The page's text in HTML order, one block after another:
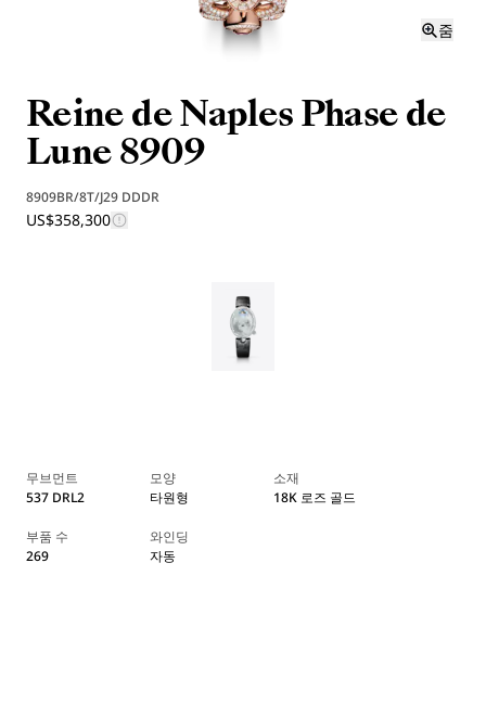
줌
Reine de Naples Phase de
Lune 8909
8909BR/8T/J29 DDDR
US$358,300
무브먼트
537 DRL2
모양
타원형
소재
18K 로즈 골드
부품 수
269
와인딩
자동